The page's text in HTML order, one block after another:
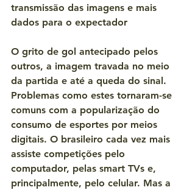
transmissão das imagens e mais
dados para o expectador
O grito de gol antecipado pelos
outros, a imagem travada no meio
da partida e até a queda do sinal.
Problemas como estes tornaram-se
comuns com a popularização do
consumo de esportes por meios
digitais. O brasileiro cada vez mais
assiste competições pelo
computador, pelas smart TVs e,
principalmente, pelo celular. Mas a